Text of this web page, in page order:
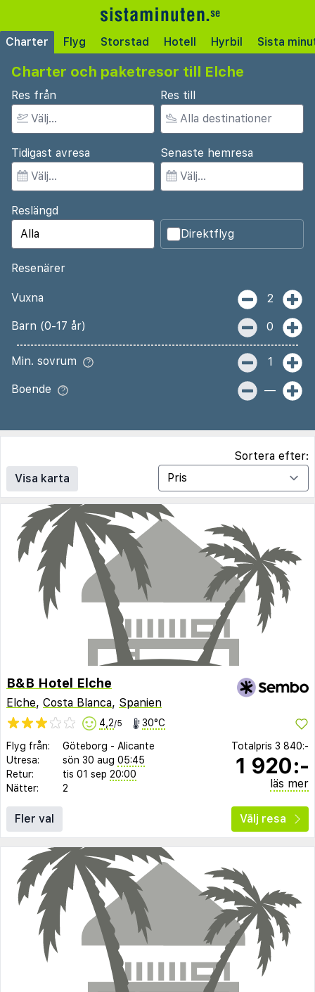
Charter Flyg Storstad Hotell Hyrbil Sista
Charter och paketresor till Elche
Res från Res till
Tidigast avresa Senaste hemresa
Reslängd
Direktflyg
Resenärer
Vuxna 2
Barn (0-17 år) 0
Min. sovrum 1
Boende —
Visa karta
Sortera efter:
B&B Hotel Elche
Elche, Costa Blanca, Spanien
4,2/5 30°C
Flyg från: Göteborg - Alicante
Utresa:
sön 30 aug 05:45
Retur:
tis 01 sep 20:00
Nätter:
2
Totalpris 3 840:-
1 920:-
läs mer
Fler val Välj resa